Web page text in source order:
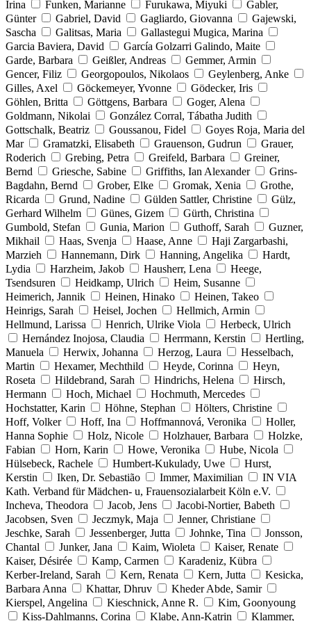
Irina
Funken, Marianne Furukawa, Miyuki
Gabler,
Günter
Gabriel, David Gagliardo, Giovanna
Gajewski,
Sascha
Galitsas, Maria
Gallastegui Mugica, Marina
Garcia Baviera, David
García Golzarri Galindo, Maite
Garde, Barbara
Geißler, Andreas
Gemmer, Armin
Gencer, Filiz
Georgopoulos, Nikolaos
Geylenberg, Anke
Gilles, Axel
Göckemeyer, Yvonne
Gödecker, Iris
Göhlen, Britta
Göttgens, Barbara
Goger, Alena
Goldmann, Nikolai
González Corral, Tábatha Judith
Gottschalk, Beatriz
Goussanou, Fidel
Goyes Roja, Maria del
Mar
Gramatzki, Elisabeth Grauenson, Gudrun
Grauer,
Roderich
Grebing, Petra Greifeld, Barbara
Greiner,
Bernd
Griesche, Sabine Griffiths, Ian Alexander
Grins-
Bagdahn, Bernd
Grober, Elke Gromak, Xenia
Grothe,
Ricarda
Grund, Nadine Gülden Sattler, Christine
Gülz,
Gerhard Wilhelm
Günes, Gizem
Gürth, Christina
Gumbold, Stefan
Gunia, Marion Guthoff, Sarah
Guzner,
Mikhail
Haas, Svenja Haase, Anne
Haji Zargarbashi,
Marzieh
Hannemann, Dirk Hanning, Angelika
Hardt,
Lydia
Harzheim, Jakob Hausherr, Lena
Heege,
Tsendsuren
Heidkamp, Ulrich
Heim, Susanne
Heimerich, Jannik
Heinen, Hinako
Heinen, Takeo
Heinrigs, Sarah
Heisel, Jochen
Hellmich, Armin
Hellmund, Larissa
Henrich, Ulrike Viola
Herbeck, Ulrich
Hernández Inojosa, Claudia
Herrmann, Kerstin
Hertling,
Manuela
Herwix, Johanna Herzog, Laura
Hesselbach,
Martin
Hexamer, Mechthild Heyde, Corinna
Heyn,
Roseta
Hildebrand, Sarah Hindrichs, Helena
Hirsch,
Hermann
Hoch, Michael
Hochmuth, Mercedes
Hochstatter, Karin
Höhne, Stephan
Hölters, Christine
Hoff, Volker
Hoff, Ina Hoffmannová, Veronika
Holler,
Hanna Sophie
Holz, Nicole Holzhauer, Barbara
Holzke,
Fabian
Horn, Karin Howe, Veronika
Hube, Nicola
Hülsebeck, Rachele
Humbert-Kukulady, Uwe
Hurst,
Kerstin
Iken, Dr. Sebastião Immer, Maximilian
IN VIA
Kath. Verband für Mädchen- u, Frauensozialarbeit Köln e.V.
Incheva, Theodora
Jacob, Jens
Jacobi-Nortier, Babeth
Jacobsen, Sven
Jeczmyk, Maja
Jenner, Christiane
Jeschke, Sarah
Jessenberger, Jutta Johnke, Tina
Jonsson,
Chantal
Junker, Jana Kaim, Wioleta
Kaiser, Renate
Kaiser, Désirée
Kamp, Carmen
Karadeniz, Kübra
Kerber-Ireland, Sarah
Kern, Renata Kern, Jutta
Kesicka,
Barbara Anna
Khattar, Dhruv
Kheder Abde, Samir
Kierspel, Angelina
Kieschnick, Anne R.
Kim, Goonyoung
Kiss-Dahlmanns, Corina
Klabe, Ann-Katrin Klammer,